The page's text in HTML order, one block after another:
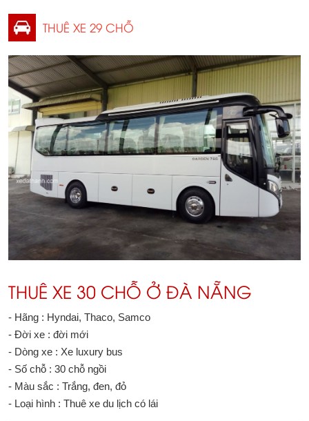
THUÊ XE 29 CHỖ
THUÊ XE 30 CHỖ Ở ĐÀ NẴNG
- Hãng : Hyndai, Thaco, Samco
- Đời xe : đời mới
- Dòng xe : Xe luxury bus
- Số chỗ : 30 chỗ ngồi
- Màu sắc : Trắng, đen, đỏ
- Loại hình : Thuê xe du lịch có lái